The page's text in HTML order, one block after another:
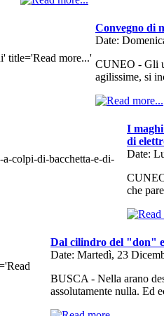
Convegno di
Date:
CUNEO - Gli
agilissime, si
I
di
Date:
che
Dal cilindro del "don"
Date: Martedì, 23
BUSCA - Nella arano
assolutamente nulla. Ed